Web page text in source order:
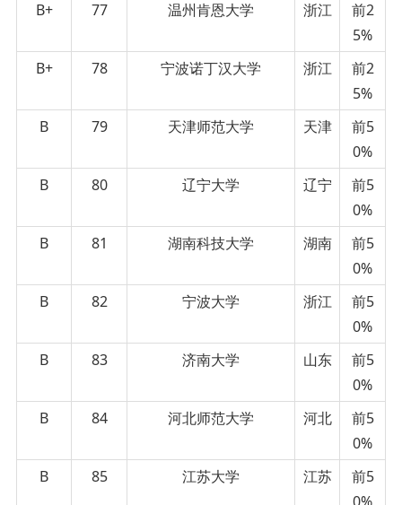
B+ 77 温州肯恩大学 浙江
前2
5%
B+
78 宁波诺丁汉大学 浙江
前2
5%
B
79 天津师范大学 天津
前5
0%
B
80 辽宁大学 辽宁
前5
0%
B
81 湖南科技大学 湖南
前5
0%
B
82 宁波大学 浙江
前5
0%
B
83 济南大学 山东
前5
0%
B
84 河北师范大学 河北
前5
0%
B
85 江苏大学 江苏
前5